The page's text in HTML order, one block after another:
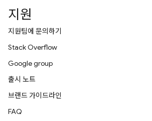
지원
지원팀에 문의하기
Stack Overflow
Google group
출시 노트
브랜드 가이드라인
FAQ